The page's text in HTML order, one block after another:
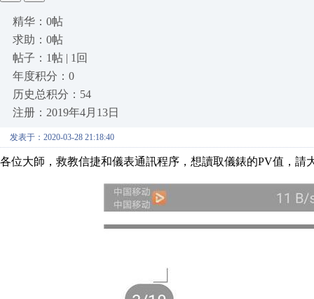
精华：0帖
求助：0帖
帖子：1帖 | 1回
年度积分：0
历史总积分：54
注册：2019年4月13日
发表于：2020-03-28 21:18:40
各位大師，救教信捷和儀表通訊程序，想讀取儀錶的PV值，請